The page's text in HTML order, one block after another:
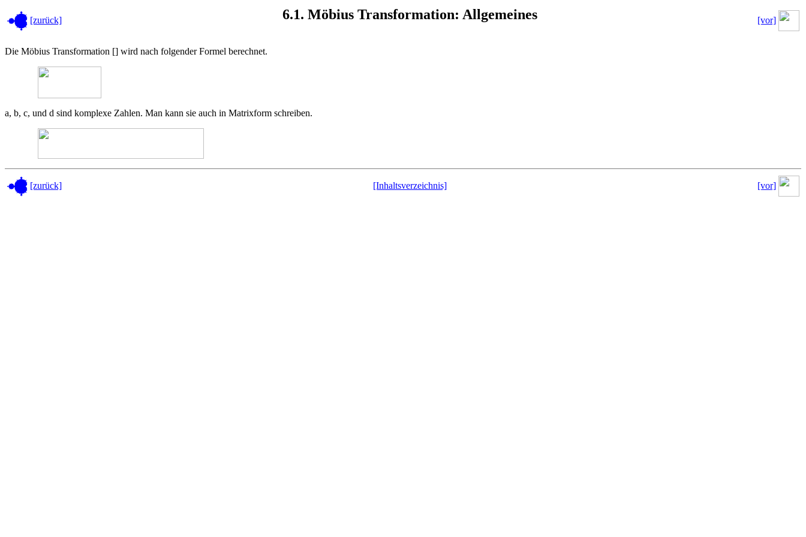
[zurück] 6.1. Möbius Transformation: Allgemeines [vor]
Die Möbius Transformation [] wird nach folgender Formel berechnet.
a, b, c, und d sind komplexe Zahlen. Man kann sie auch in Matrixform schreiben.
[zurück] [Inhaltsverzeichnis] [vor]